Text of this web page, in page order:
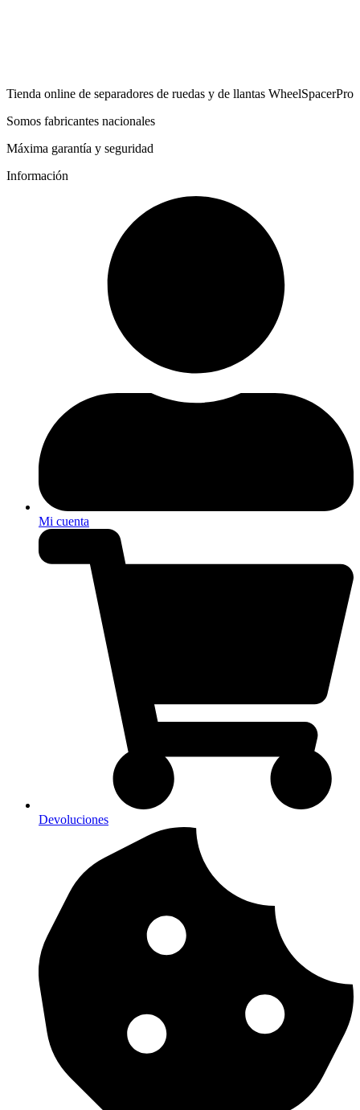
Tienda online de separadores de ruedas y de llantas WheelSpacerPro
Somos fabricantes nacionales
Máxima garantía y seguridad
Información
Mi cuenta
Devoluciones